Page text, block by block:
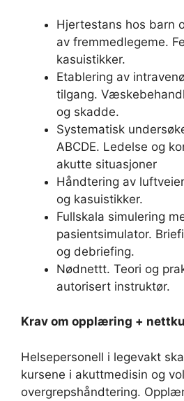
Hjertestans hos barn
av fremmedlegeme.
kasuistikker.
Etablering av
tilgang.
og skadde.
Systematisk
ABCDE. Ledelse og
akutte situasjoner
Håndtering av
og kasuistikker.
Fullskala simulering
pasientsimulator.
og debriefing.
Nødnettt. Teori og
autorisert instruktør.
Krav om opplæring +
Helsepersonell i legevakt
kursene i akuttmedisin og
overgrepshåndtering.